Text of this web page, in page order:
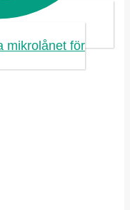
mikrolånet för